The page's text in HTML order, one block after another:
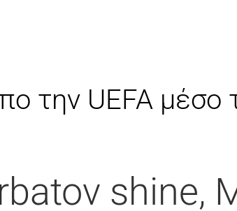
την UEFA μέσο
shine,